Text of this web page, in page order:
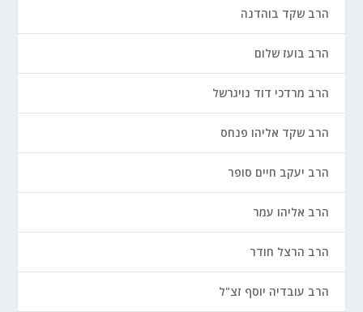
הרב שקד בוהדנה
הרב בועז שלום
הרב מרדכי דוד נויגרשל
הרב שקד אליהו פנחס
הרב יעקב חיים סופר
הרב אליהו עמר
הרב הרצל חודר
הרב עובדיה יוסף זצ"ל